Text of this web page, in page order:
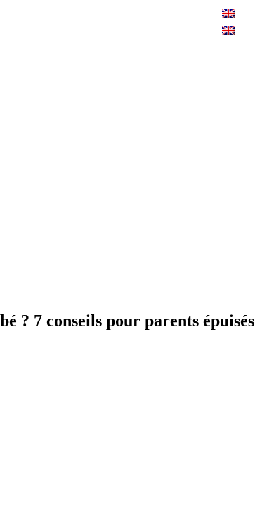
? 7 conseils pour parents épuisés